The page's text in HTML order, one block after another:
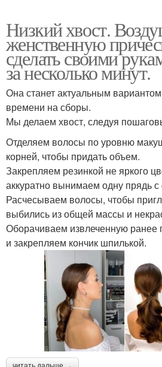
Низкий хвост.
женственную
сделать своими
за несколько минут.
Она станет актуальным
времени на сборы.
Мы делаем хвост, следуя
Отделяем волосы по уровню
корней, чтобы придать объем.
Закрепляем резинкой не яркого
аккуратно вынимаем одну прядь
Расчесываем волосы, чтобы
выбились из общей массы и
Оборачиваем извлеченную ранее
и закрепляем кончик шпилькой.